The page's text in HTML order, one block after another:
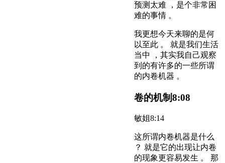
预测太难 ，是个非常困
难的事情 。
我更想今天来聊的是何
以至此 。 就是我们生活
当中 ，其实我自己观察
到的有许多的一些所谓
的内卷机器 。
卷的机制8:08
敏姐8:14
这所谓内卷机器是什么
？ 就是它的出现让内卷
的现象更容易发生 。 那